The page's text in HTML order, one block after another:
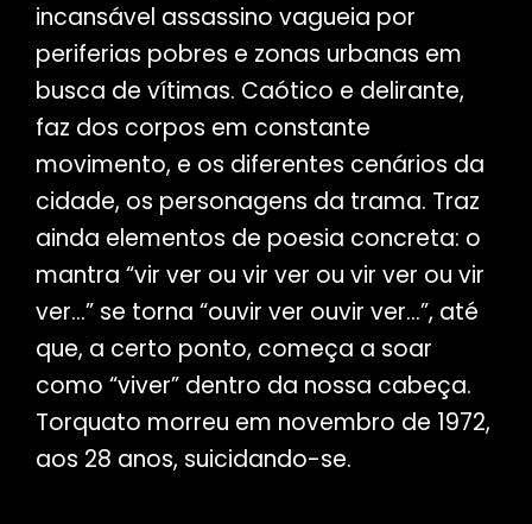
incansável assassino vagueia por
periferias pobres e zonas urbanas em
busca de vítimas. Caótico e delirante,
faz dos corpos em constante
movimento, e os diferentes cenários da
cidade, os personagens da trama. Traz
ainda elementos de poesia concreta: o
mantra “vir ver ou vir ver ou vir ver ou vir
ver…” se torna “ouvir ver ouvir ver…”, até
que, a certo ponto, começa a soar
como “viver” dentro da nossa cabeça.
Torquato morreu em novembro de 1972,
aos 28 anos, suicidando-se.